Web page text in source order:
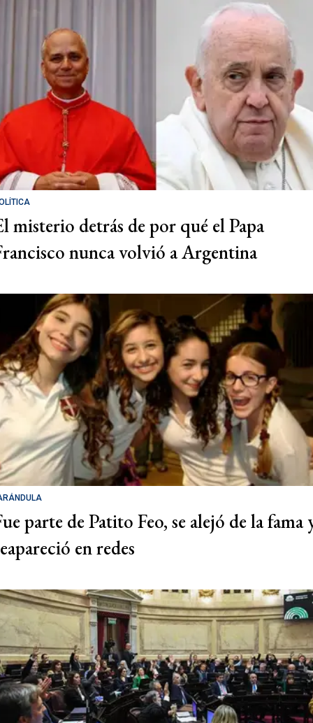
misterio detrás de por qué el Papa
nunca volvió a Argentina
parte de Patito Feo, se alejó de la fama
en redes